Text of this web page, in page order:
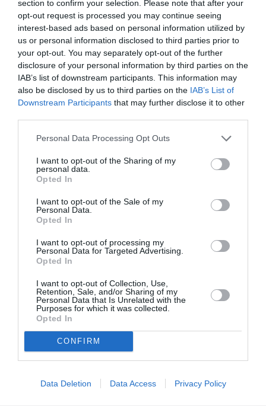
section to confirm your selection. Please note that after your
opt-out request is processed you may continue seeing
interest-based ads based on personal information utilized by
us or personal information disclosed to third parties prior to
your opt-out. You may separately opt-out of the further
disclosure of your personal information by third parties on the
IAB’s list of downstream participants. This information may
also be disclosed by us to third parties on the IAB’s List of
Downstream Participants that may further disclose it to other
Personal Data Processing Opt Outs
I want to opt-out of the Sharing of my
personal data.
Opted In
I want to opt-out of the Sale of my
Personal Data.
Opted In
I want to opt-out of processing my
Personal Data for Targeted Advertising.
Opted In
I want to opt-out of Collection, Use,
Retention, Sale, and/or Sharing of my
Personal Data that Is Unrelated with the
Purposes for which it was collected.
Opted In
CONFIRM
Data Deletion Data Access Privacy Policy
României», în care aminteam de o replică din 2006, la
un atac similar din „Il Tempo”, al fostului ambasador
Cristian Colţeanu, nu a fost primit bine la Ambasadă.
Iată ce ne-a transmis Ovidiu Pufu, şeful biroului de
presă:
alte criterii decât cele ale unei instituţii de presă
Iar comparaţia cu un drept la replică anterior al
misiunii trebuie să ţină cont dediferenţele dintre
condiţiile din ţara-gazdă
Sorin Cehan
Giornale: „România, pământ cu posibilități foarte
mari, ruinat de populația sa „
more
Articolul anterior
Laudra Boldrini, președinta Camerei, la
mai fie considerate obiecte”